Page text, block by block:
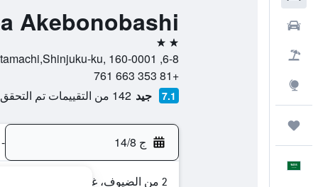
Akebonobashi
2 نجمتين
6-8, Katamachi,Shinjuku-ku, 160-0001, طوكيو, ولاية طوكيو, اليابان
+81 353 663 761
7.1 جيد 142 من التقييمات تم التحقق منها
ج 14/8 -
2 من الضيوف، غرفة واحدة